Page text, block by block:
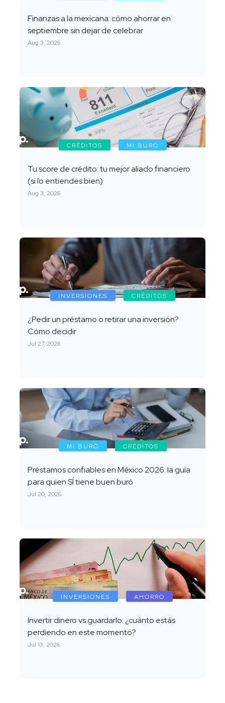
Finanzas a la mexicana: cómo ahorrar en
septiembre sin dejar de celebrar
Aug 3, 2026
CRÉDITOS MI BURÓ
Tu score de crédito: tu mejor aliado financiero
(si lo entiendes bien)
Aug 3, 2026
INVERSIONES CRÉDITOS
¿Pedir un préstamo o retirar una inversión?
Cómo decidir
Jul 27, 2026
MI BURÓ CRÉDITOS
Préstamos confiables en México 2026: la guía
para quien SÍ tiene buen buró
Jul 20, 2026
INVERSIONES AHORRO
Invertir dinero vs guardarlo: ¿cuánto estás
perdiendo en este momento?
Jul 13, 2026